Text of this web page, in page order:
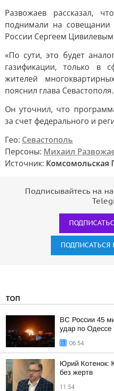
Развожаев рассказал,
поднимали на совещании
России Сергеем
«По сути, это будет
газификации, только в
жителей
пояснил глава Севастополя.
Он уточнил, что
за счет федерального и
Гео: Севастополь
Персоны: Михаил
Источник: Комсомольская
Подписывайтесь на
ПОДПИСАТЬСЯ
ТОП
ВС России 45
удар по Одессе
06:54
Юрий Котенок:
без жертв
11:54